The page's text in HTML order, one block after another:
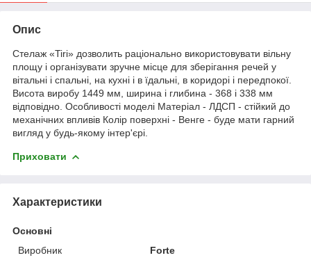
Опис
Стелаж «Tiri» дозволить раціонально використовувати вільну
площу і організувати зручне місце для зберігання речей у
вітальні і спальні, на кухні і в їдальні, в коридорі і передпокої.
Висота виробу 1449 мм, ширина і глибина - 368 і 338 мм
відповідно. Особливості моделі Матеріал - ЛДСП - стійкий до
механічних впливів Колір поверхні - Венге - буде мати гарний
вигляд у будь-якому інтер'єрі.
Приховати
Характеристики
Основні
Виробник
Forte